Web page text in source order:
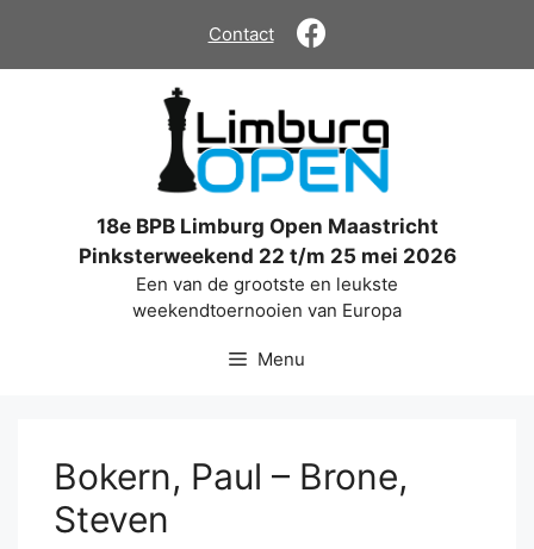
de
Contact
18e BPB Limburg Open Maastricht
Pinksterweekend 22 t/m 25 mei 2026
Een van de grootste en leukste
weekendtoernooien van Europa
Menu
Bokern, Paul – Brone,
Steven